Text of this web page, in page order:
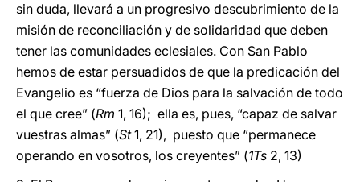
sin duda, llevará a un progresivo descubrimiento de la
misión de reconciliación y de solidaridad que deben
tener las comunidades eclesiales. Con San Pablo
hemos de estar persuadidos de que la predicación del
Evangelio es “fuerza de Dios para la salvación de todo
el que cree” (Rm 1, 16); ella es, pues, “capaz de salvar
vuestras almas” (St1, 21), puesto que “permanece
operando en vosotros, los creyentes” (1Ts 2, 13)